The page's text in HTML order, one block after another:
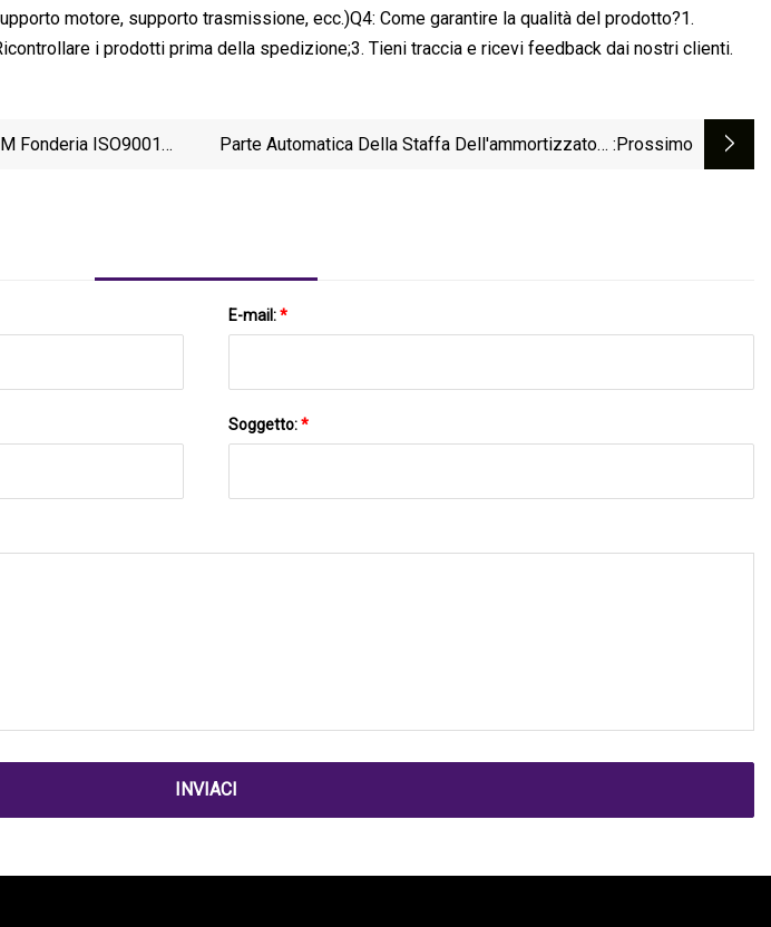
motore, supporto trasmissione, ecc.)Q4: Come garantire la qualità del prodotto?1.
i prodotti prima della spedizione;3. Tieni traccia e ricevi feedback dai nostri clienti.
Fonderia ISO9001
Parte Automatica Della Staffa Dell'ammortizzatore :Prossimo
E-mail:*
Soggetto:*
INVIACI